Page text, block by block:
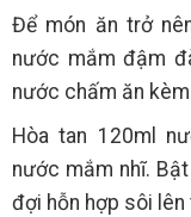
Để món ăn trở
nước mắm đậm
nước chấm ăn
Hòa tan 120ml
nước mắm nhĩ.
đợi hỗn hợp sôi lên